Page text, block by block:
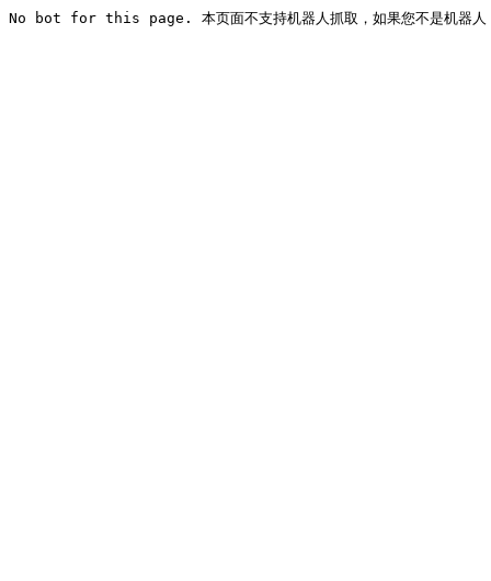
No bot for this page. 本页面不支持机器人抓取，如果您不是机器人，